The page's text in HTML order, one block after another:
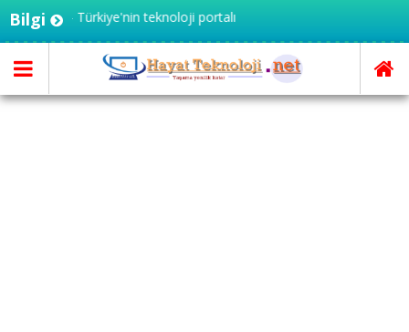
Bilgi - Türkiye'nin teknoloji portalı